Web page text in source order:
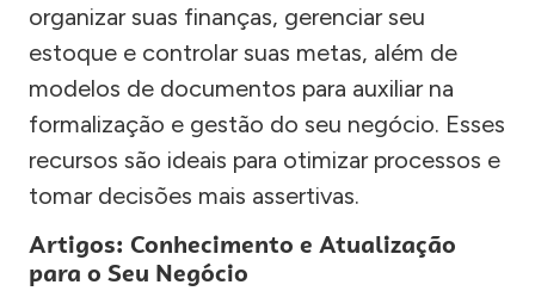
organizar suas finanças, gerenciar seu
estoque e controlar suas metas, além de
modelos de documentos para auxiliar na
formalização e gestão do seu negócio. Esses
recursos são ideais para otimizar processos e
tomar decisões mais assertivas.
Artigos: Conhecimento e Atualização
para o Seu Negócio